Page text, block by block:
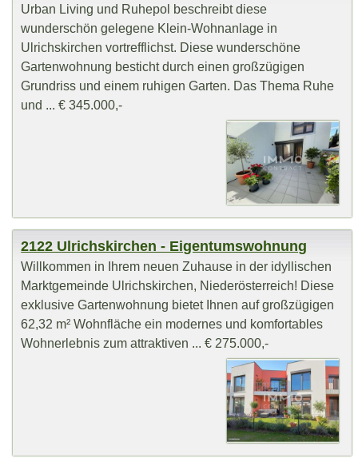
Urban Living und Ruhepol beschreibt diese
wunderschön gelegene Klein-Wohnanlage in
Ulrichskirchen vortrefflichst. Diese wunderschöne
Gartenwohnung besticht durch einen großzügigen
Grundriss und einem ruhigen Garten. Das Thema Ruhe
und ... € 345.000,-
2122 Ulrichskirchen - Eigentumswohnung
Willkommen in Ihrem neuen Zuhause in der idyllischen
Marktgemeinde Ulrichskirchen, Niederösterreich! Diese
exklusive Gartenwohnung bietet Ihnen auf großzügigen
62,32 m² Wohnfläche ein modernes und komfortables
Wohnerlebnis zum attraktiven ... € 275.000,-